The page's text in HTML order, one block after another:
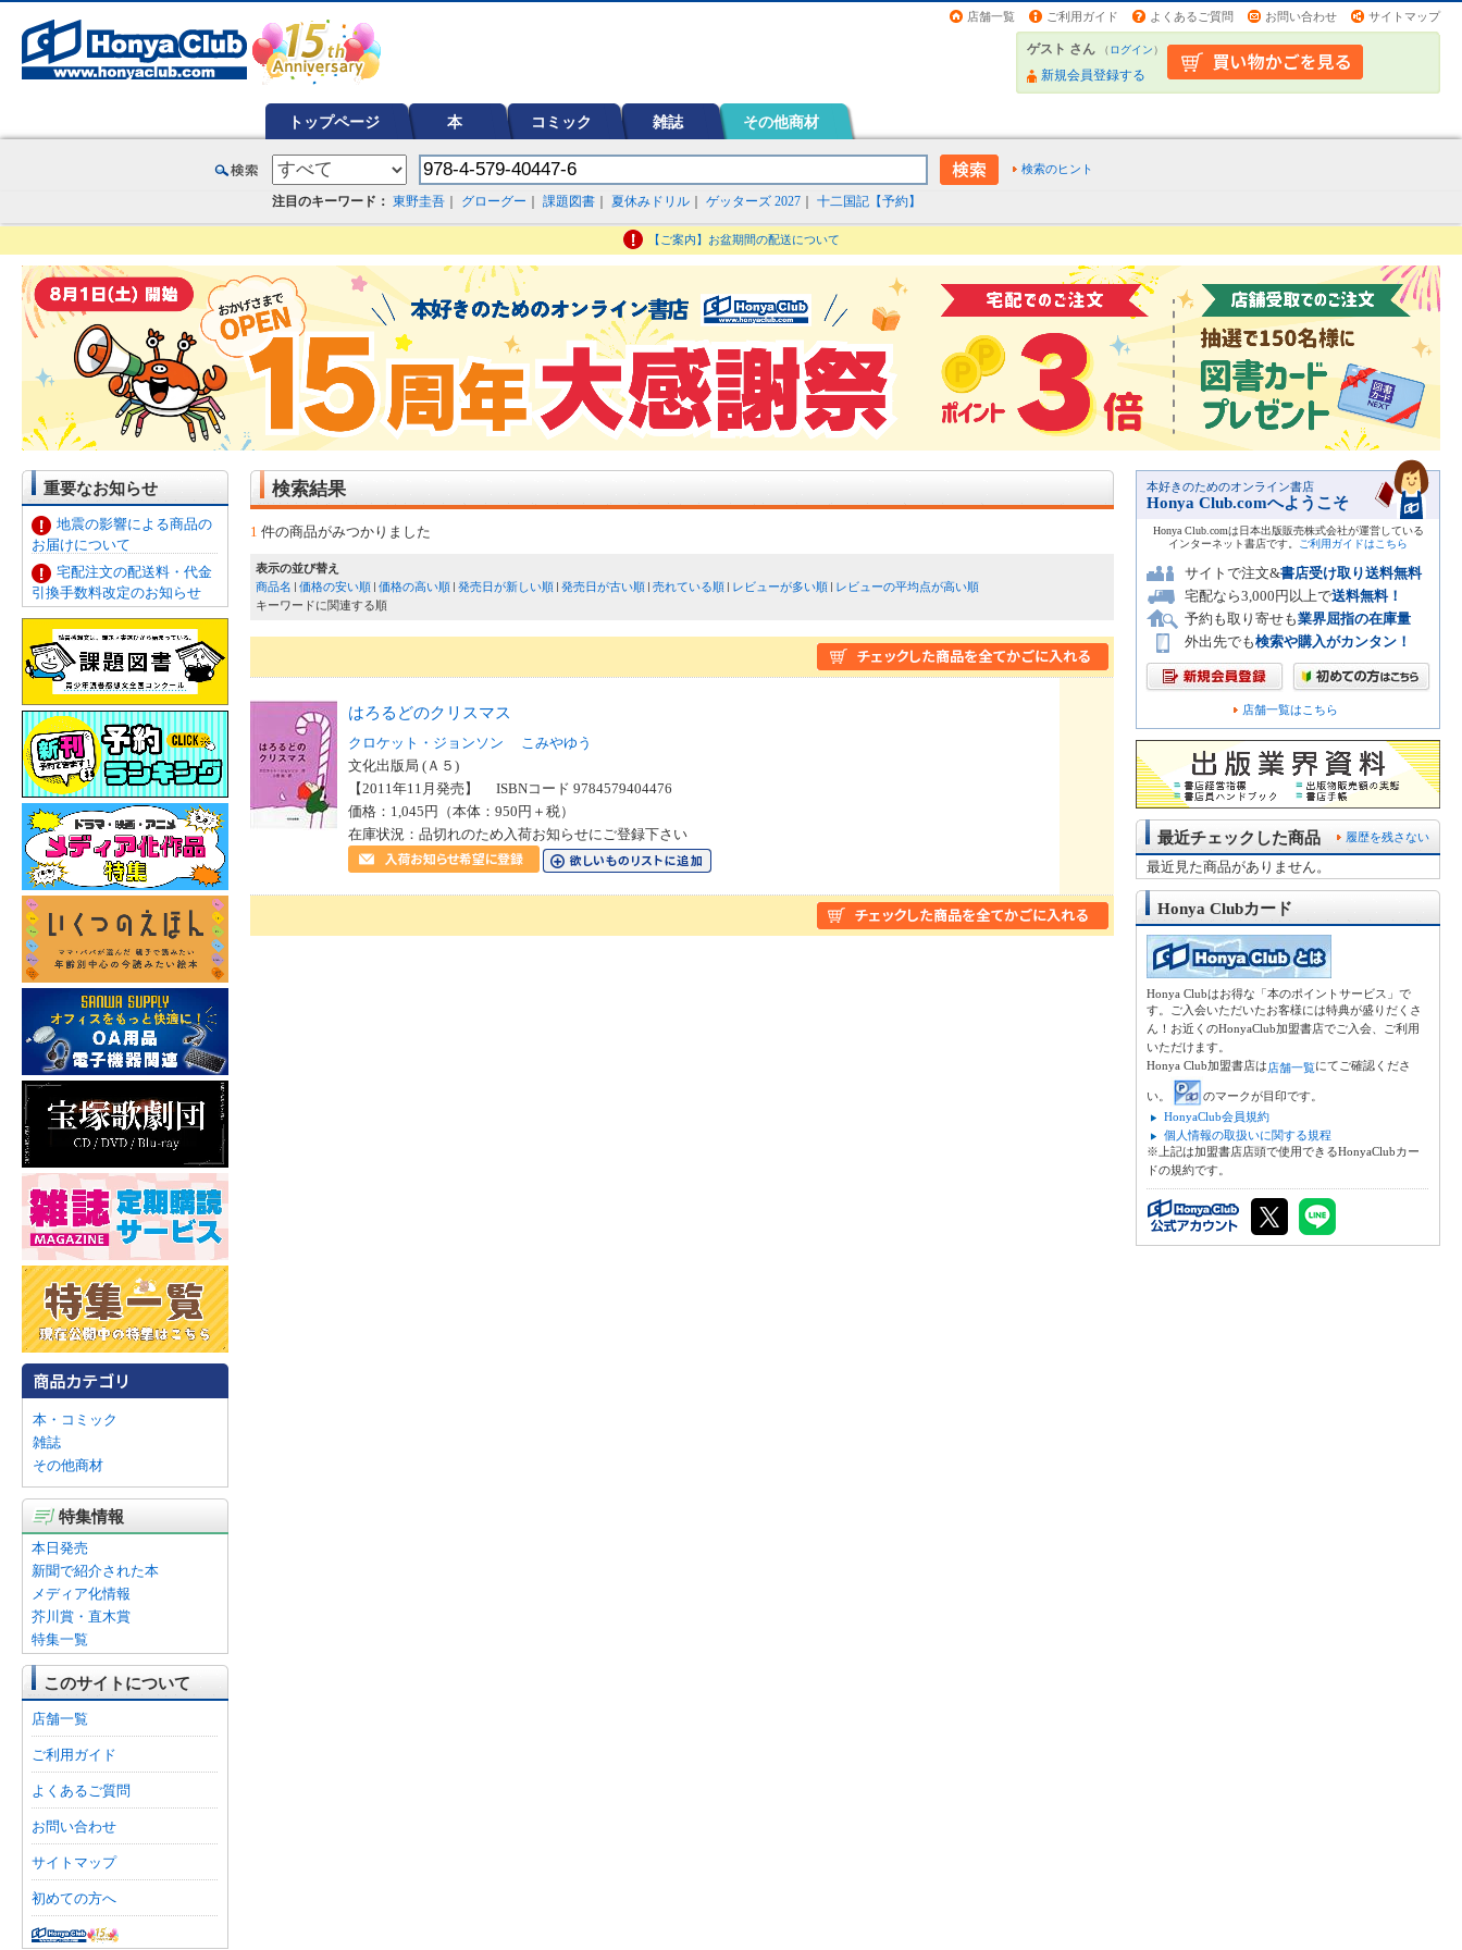
店舗一覧 ご利用ガイド よくあるご質問 お問い合わせ サイトマップ
ゲスト さん （ログイン）
新規会員登録する
トップページ 本 コミック 雑誌 その他商材
検索のヒント
注目のキーワード： 東野圭吾 グローグー 課題図書 夏休みドリル ゲッターズ 2027 十二国記【予約】
【ご案内】お盆期間の配送について
重要なお知らせ
地震の影響による商品の
お届けについて
宅配注文の配送料・代金
引換手数料改定のお知らせ
本・コミック
雑誌
その他商材
特集情報
本日発売
新聞で紹介された本
メディア化情報
芥川賞・直木賞
特集一覧
このサイトについて
店舗一覧
ご利用ガイド
よくあるご質問
お問い合わせ
サイトマップ
初めての方へ
検索結果
1 件の商品がみつかりました
表示の並び替え
商品名
価格の安い順 価格の高い順 発売日が新しい順 発売日が古い順 売れている順 レビューが多い順
レビューの平均点が高い順
キーワードに関連する順
はろるどのクリスマス
クロケット・ジョンソン
こみやゆう
文化出版局 (Ａ５)
【2011年11月発売】 ISBNコード 9784579404476
価格：1,045円（本体：950円＋税）
在庫状況：品切れのため入荷お知らせにご登録下さい
本好きのためのオンライン書店
Honya Club.comへようこそ
Honya Club.comは日本出版販売株式会社が運営している
インターネット書店です。
ご利用ガイドはこちら
サイトで注文&書店受け取り送料無料
宅配なら3,000円以上で送料無料！
予約も取り寄せも業界屈指の在庫量
外出先でも検索や購入がカンタン！
店舗一覧はこちら
履歴を残さない
最近チェックした商品
最近見た商品がありません。
Honya Clubカード
Honya Clubはお得な「本のポイントサービス」で
す。ご入会いただいたお客様には特典が盛りだくさ
ん！お近くのHonyaClub加盟書店でご入会、ご利用
いただけます。
Honya Club加盟書店は店舗一覧にてご確認くださ
い。
のマークが目印です。
HonyaClub会員規約
個人情報の取扱いに関する規程
※上記は加盟書店店頭で使用できるHonyaClubカー
ドの規約です。